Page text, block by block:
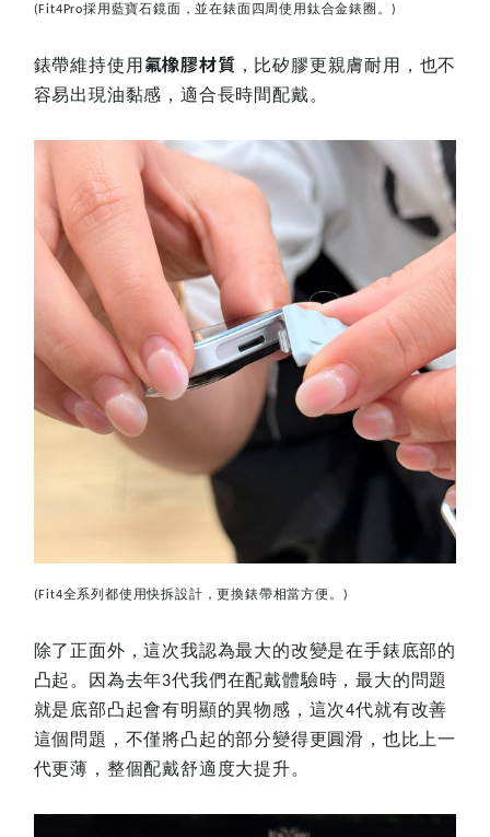
(Fit4Pro採用藍寶石鏡面，並在錶面四周使用鈦合金錶圈。 )
錶帶維持使用 氟橡膠材質 ，比矽膠更親膚耐用，也不
容易出現油黏感，適合長時間配戴。
(Fit4全系列都使用快拆設計，更換錶帶相當方便。 )
除了正面外，這次我認為最大的改變是在手錶底部的
凸起。因為去年3代我們在配戴體驗時，最大的問題
就是底部凸起會有明顯的異物感，這次4代就有改善
這個問題，不僅將凸起的部分變得更圓滑，也比上一
代更薄，整個配戴舒適度大提升。